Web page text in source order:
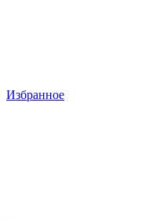
Избранное